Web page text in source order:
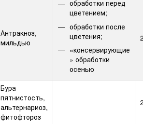
Антракноз,
мильдью
обработки перед
цветением;
обработки после
цветения;
«консервирующие
» обработки
осенью
Бура
пятнистость,
альтернариоз,
фитофтороз